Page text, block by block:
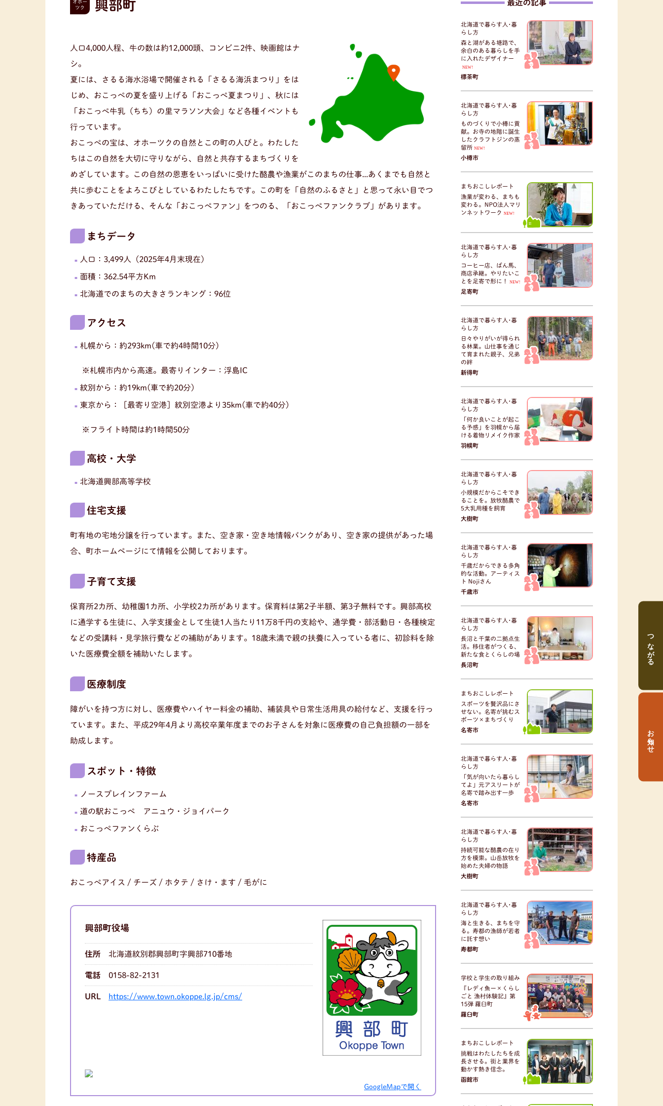
オホー
ツク
興部町
人口4,000人程、牛の数は約12,000頭、コンビニ2件、映画館はナ
シ。
夏には、さるる海水浴場で開催される「さるる海浜まつり」をは
じめ、おこっぺの夏を盛り上げる「おこっぺ夏まつり」、秋には
「おこっぺ牛乳（ちち）の里マラソン大会」など各種イベントも
行っています。
おこっぺの宝は、オホーツクの自然とこの町の人びと。わたした
ちはこの自然を大切に守りながら、自然と共存するまちづくりを
めざしています。この自然の恩恵をいっぱいに受けた酪農や漁業がこのまちの仕事...あくまでも自然と
共に歩むことをよろこびとしているわたしたちです。この町を「自然のふるさと」と思って永い目でつ
きあっていただける、そんな「おこっぺファン」をつのる、「おこっぺファンクラブ」があります。
まちデータ
人口：3,499人（2025年4月末現在）
面積：362.54平方Km
北海道でのまちの大きさランキング：96位
アクセス
札幌から：約293km(車で約4時間10分)
※札幌市内から高速。最寄りインター：浮島IC
紋別から：約19km(車で約20分)
東京から：［最寄り空港］紋別空港より35km(車で約40分)
※フライト時間は約1時間50分
高校・大学
北海道興部高等学校
住宅支援
町有地の宅地分譲を行っています。また、空き家・空き地情報バンクがあり、空き家の提供があった場
合、町ホームページにて情報を公開しております。
子育て支援
保育所2カ所、幼稚園1カ所、小学校2カ所があります。保育料は第2子半額、第3子無料です。興部高校
に通学する生徒に、入学支援金として生徒1人当たり11万8千円の支給や、通学費・部活動日・各種検定
などの受講料・見学旅行費などの補助があります。18歳未満で親の扶養に入っている者に、初診料を除
いた医療費全額を補助いたします。
医療制度
障がいを持つ方に対し、医療費やハイヤー料金の補助、補装具や日常生活用具の給付など、支援を行っ
ています。また、平成29年4月より高校卒業年度までのお子さんを対象に医療費の自己負担額の一部を
助成します。
スポット・特徴
ノースプレインファーム
道の駅おこっぺ アニュウ・ジョイパーク
おこっぺファンくらぶ
特産品
おこっぺアイス / チーズ / ホタテ / さけ・ます / 毛がに
興部町役場
住所 北海道紋別郡興部町字興部710番地
電話 0158-82-2131
URL https://www.town.okoppe.lg.jp/cms/
GoogleMapで開く
最近の記事
北海道で暮らす人･暮
らし方
森と湖がある塘路で、
余白のある暮らしを手
に入れたデザイナー
NEW!
標茶町
北海道で暮らす人･暮
らし方
ものづくりで小樽に貢
献。お寺の地階に誕生
したクラフトジンの蒸
留所 NEW!
小樽市
まちおこしレポート
漁業が変わる、まちも
変わる。NPO法人マリ
ンネットワーク
NEW!
北海道で暮らす人･暮
らし方
コーヒー店、ばん馬、
商店承継。やりたいこ
とを足寄で形に！
NEW!
足寄町
北海道で暮らす人･暮
らし方
日々やりがいが得られ
る林業。山仕事を通じ
て育まれた親子、兄弟
の絆
新得町
北海道で暮らす人･暮
らし方
「何か良いことが起こ
る予感」を羽幌から届
ける着物リメイク作家
羽幌町
北海道で暮らす人･暮
らし方
小規模だからこそでき
ることを。放牧酪農で
5大乳用種を飼育
大樹町
北海道で暮らす人･暮
らし方
千歳だからできる多角
的な活動。アーティス
ト Nojiさん
千歳市
北海道で暮らす人･暮
らし方
長沼と千葉の二拠点生
活。移住者がつくる、
新たな食とくらしの場
長沼町
まちおこしレポート
スポーツを贅沢品にさ
せない。名寄が挑むス
ポーツ×まちづくり
名寄市
北海道で暮らす人･暮
らし方
「気が向いたら暮らし
てよ」元アスリートが
名寄で踏み出す一歩
名寄市
北海道で暮らす人･暮
らし方
持続可能な酪農の在り
方を模索。山岳放牧を
始めた夫婦の物語
大樹町
北海道で暮らす人･暮
らし方
海と生きる、まちを守
る。寿都の漁師が若者
に託す想い
寿都町
学校と学生の取り組み
『レディ魚ー×くらし
ごと 漁村体験記』第
15弾 羅臼町
羅臼町
まちおこしレポート
挑戦はわたしたちを成
長させる。街と業界を
動かす熱き信念。
函館市
つながる
お知らせ